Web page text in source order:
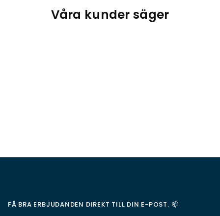
Våra kunder säger
FÅ BRA ERBJUDANDEN DIREKT TILL DIN E-POST. 📫